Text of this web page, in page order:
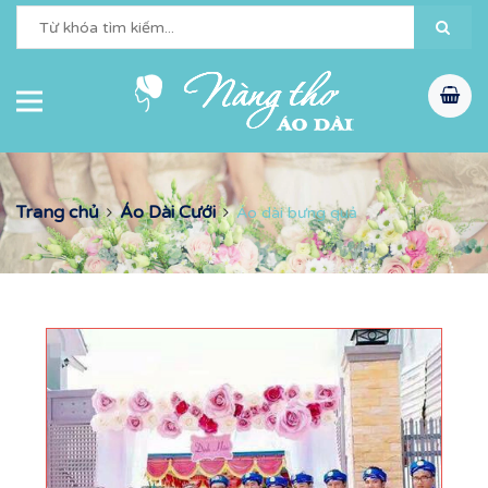
Trang chủ Áo Dài Cưới Áo dài bưng quả